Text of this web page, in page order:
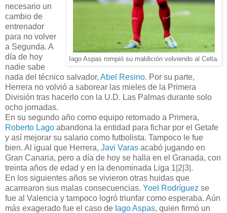
Iago Aspas rompió su maldición volviendo al Celta.
necesario un
cambio de
entrenador
para no volver
a Segunda. A
día de hoy
nadie sabe
nada del técnico salvador, Abel Resino. Por su parte,
Herrera no volvió a saborear las mieles de la Primera
División tras hacerlo con la U.D. Las Palmas durante solo
ocho jornadas.
En su segundo año como equipo retornado a Primera,
Roberto Lago abandona la entidad para fichar por el Getafe
y así mejorar su salario como futbolista. Tampoco le fue
bien. Al igual que Herrera, Javi Varas acabó jugando en
Gran Canaria, pero a día de hoy se halla en el Granada, con
treinta años de edad y en la denominada Liga 1|2|3|.
En los siguientes años se vivieron otras huidas que
acarrearon sus malas consecuencias. Yoel Rodríguez se
fue al Valencia y tampoco logró triunfar como esperaba. Aún
más exagerado fue el caso de Iago Aspas, quien firmó un